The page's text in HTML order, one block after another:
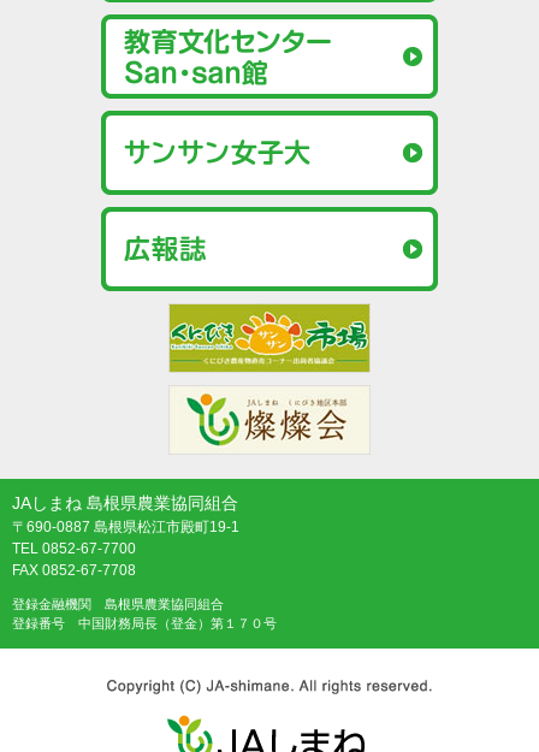
JAしまね 島根県農業協同組合
〒690-0887 島根県松江市殿町19-1
TEL 0852-67-7700
FAX 0852-67-7708
登録金融機関 島根県農業協同組合
登録番号 中国財務局長（登金）第１７０号